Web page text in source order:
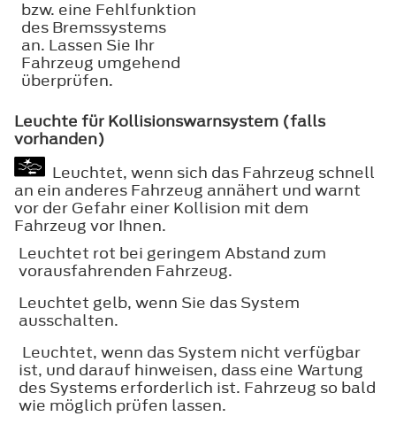
bzw. eine Fehlfunktion
des Bremssystems
an. Lassen Sie Ihr
Fahrzeug umgehend
überprüfen.
Leuchte für Kollisionswarnsystem (falls
vorhanden)
Leuchtet, wenn sich das Fahrzeug schnell
an ein anderes Fahrzeug annähert und warnt
vor der Gefahr einer Kollision mit dem
Fahrzeug vor Ihnen.
Leuchtet rot bei geringem Abstand zum
vorausfahrenden Fahrzeug.
Leuchtet gelb, wenn Sie das System
ausschalten.
Leuchtet, wenn das System nicht verfügbar
ist, und darauf hinweisen, dass eine Wartung
des Systems erforderlich ist. Fahrzeug so bald
wie möglich prüfen lassen.